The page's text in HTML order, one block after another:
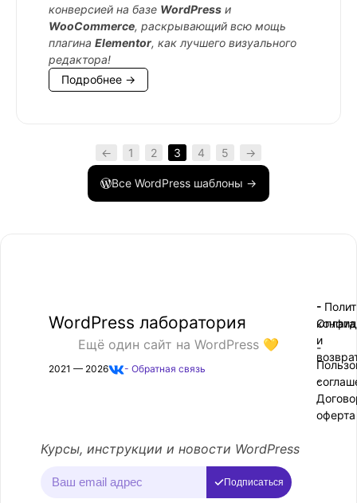
конверсией на базе WordPress и
WooCommerce, раскрывающий всю мощь
плагина Elementor, как лучшего визуального
редактора!
Подробнее →
← 1 2 3 4 5 →
Все WordPress шаблоны →
WordPress лаборатория
Ещё один сайт на WordPress 💛
2021 — 2026 - Обратная связь
-
-
-
Оплата
и
-
оферта
Курсы, инструкции и новости WordPress
Подписаться